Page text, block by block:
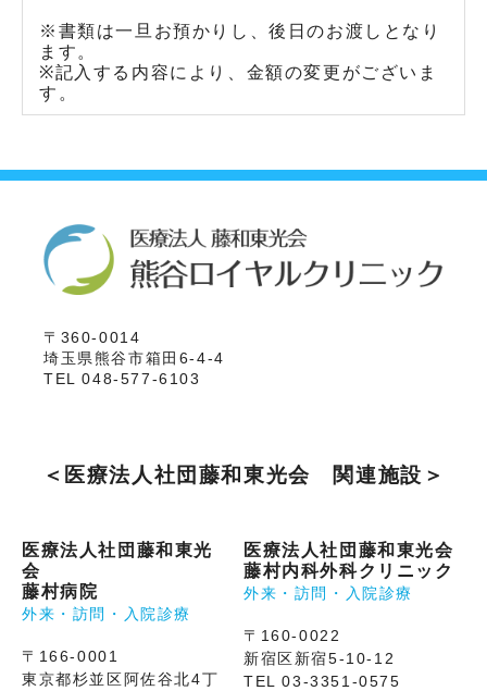
※書類は一旦お預かりし、後日のお渡しとなり
ます。
※記入する内容により、金額の変更がございま
す。
〒360-0014
埼玉県熊谷市箱田6-4-4
TEL 048-577-6103
＜医療法人社団藤和東光会 関連施設＞
医療法人社団藤和東光
会
藤村病院
外来・訪問・入院診療
〒166-0001
東京都杉並区阿佐谷北4丁
医療法人社団藤和東光会
藤村内科外科クリニック
外来・訪問・入院診療
〒160-0022
新宿区新宿5-10-12
TEL 03-3351-0575